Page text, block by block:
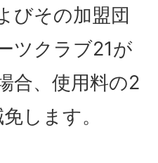
びその加盟団
ツクラブ21が
合、使用料の2
します。